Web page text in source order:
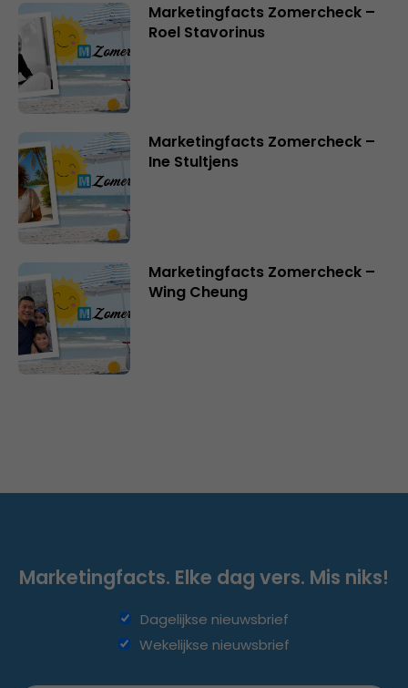
Marketingfacts Zomercheck –
Roel Stavorinus
Marketingfacts Zomercheck –
Ine Stultjens
Marketingfacts Zomercheck –
Wing Cheung
Marketingfacts. Elke dag vers. Mis niks!
Dagelijkse nieuwsbrief
Wekelijkse nieuwsbrief